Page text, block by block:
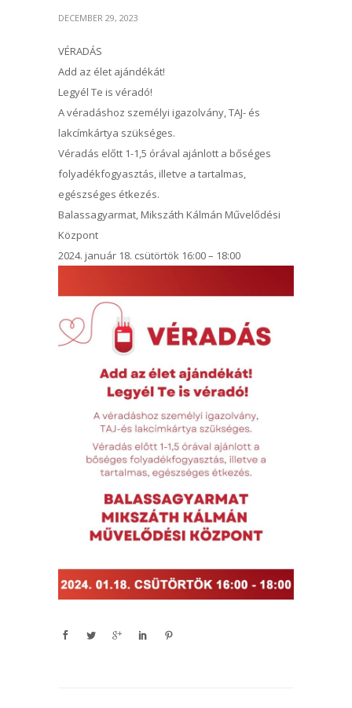
DECEMBER 29, 2023
VÉRADÁS
Add az élet ajándékát!
Legyél Te is véradó!
A véradáshoz személyi igazolvány, TAJ- és
lakcímkártya szükséges.
Véradás előtt 1-1,5 órával ajánlott a bőséges
folyadékfogyasztás, illetve a tartalmas,
egészséges étkezés.
Balassagyarmat, Mikszáth Kálmán Művelődési
Központ
2024. január 18. csütörtök 16:00 – 18:00